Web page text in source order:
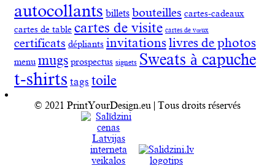
autocollants billets bouteilles cartes-cadeaux
cartes de table cartes de visite cartes de vœux
certificats dépliants invitationslivres de photos
menu mugs prospectus signets Sweats à capuche
t-shirts tags toile
© 2021 PrintYourDesign.eu | Tous droits réservés